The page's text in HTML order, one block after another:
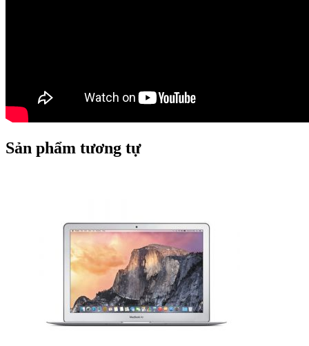
Sản phẩm tương tự